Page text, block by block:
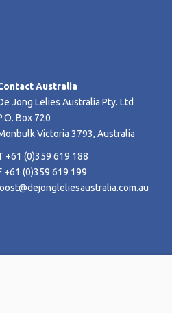
Australia
Jong Lelies Australia Pty. Ltd
Box 720
Victoria 3793, Australia
+61 (0)359 619 188
+61 (0)359 619 199